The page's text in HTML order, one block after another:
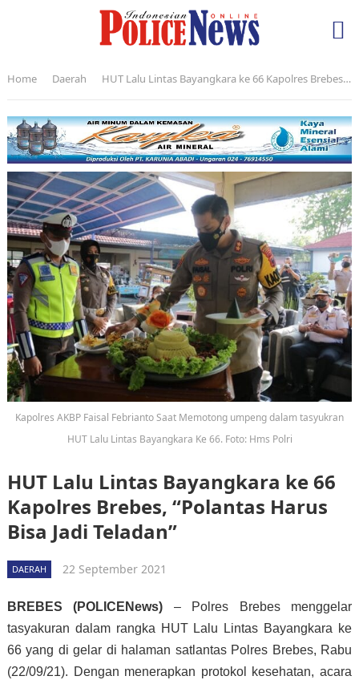
Home Daerah HUT Lalu Lintas Bayangkara ke 66 Kapolres Brebes, “Polantas Harus Bisa Jadi Teladan”
Kapolres AKBP Faisal Febrianto Saat Memotong umpeng dalam tasyukran
HUT Lalu Lintas Bayangkara Ke 66. Foto: Hms Polri
HUT Lalu Lintas Bayangkara ke 66
Kapolres Brebes, “Polantas Harus
Bisa Jadi Teladan”
DAERAH 22 September 2021
BREBES (POLICENews) – Polres Brebes menggelar
tasyakuran dalam rangka HUT Lalu Lintas Bayangkara ke
66 yang di gelar di halaman satlantas Polres Brebes, Rabu
(22/09/21). Dengan menerapkan protokol kesehatan, acara